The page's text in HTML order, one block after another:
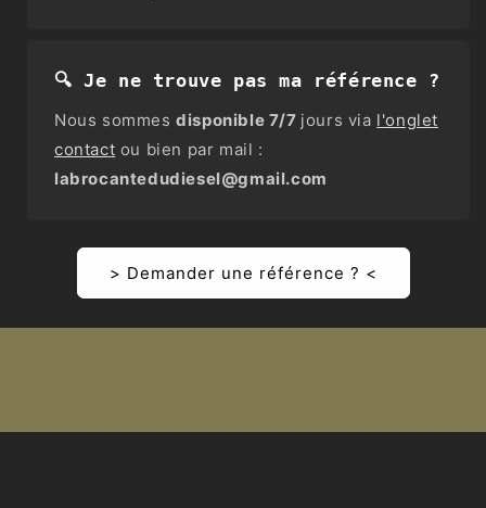
🔍 Je ne trouve pas ma référence ?
Nous sommesdisponible 7/7 jours via l'onglet
contact ou bien par mail :
labrocantedudiesel@gmail.com
> Demander une référence ? <